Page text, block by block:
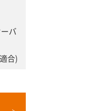
バ
合)